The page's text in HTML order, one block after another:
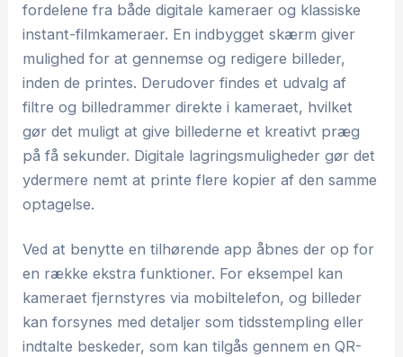
fordelene fra både digitale kameraer og klassiske
instant-filmkameraer. En indbygget skærm giver
mulighed for at gennemse og redigere billeder,
inden de printes. Derudover findes et udvalg af
filtre og billedrammer direkte i kameraet, hvilket
gør det muligt at give billederne et kreativt præg
på få sekunder. Digitale lagringsmuligheder gør det
ydermere nemt at printe flere kopier af den samme
optagelse.
Ved at benytte en tilhørende app åbnes der op for
en række ekstra funktioner. For eksempel kan
kameraet fjernstyres via mobiltelefon, og billeder
kan forsynes med detaljer som tidsstempling eller
indtalte beskeder, som kan tilgås gennem en QR-